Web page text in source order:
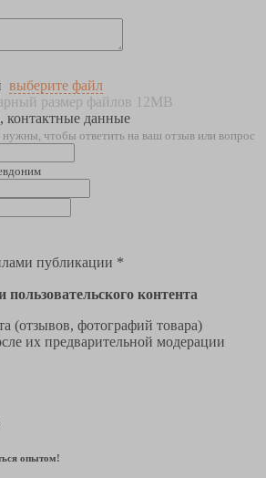
выберите файл
размер файлов 12MB
контактные данные
чтобы ответить на ваш отзыв или вопрос
публикации *
контента
(отзывов, фотографий товара)
их предварительной модерации
опытом!